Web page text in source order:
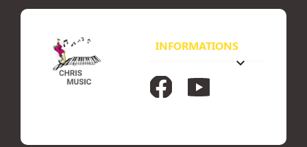
INFORMATIONS
keyboard_arrow_down
FacebookYouTube